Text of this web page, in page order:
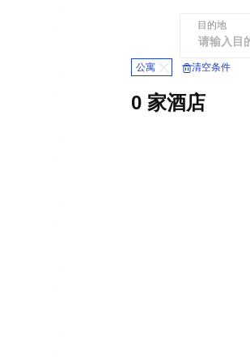
目的地
公寓 清空条件
0 家酒店